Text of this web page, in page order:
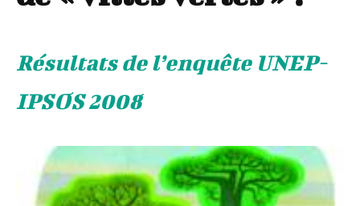
Résultats de l’enquête UNEP-
IPSOS 2008